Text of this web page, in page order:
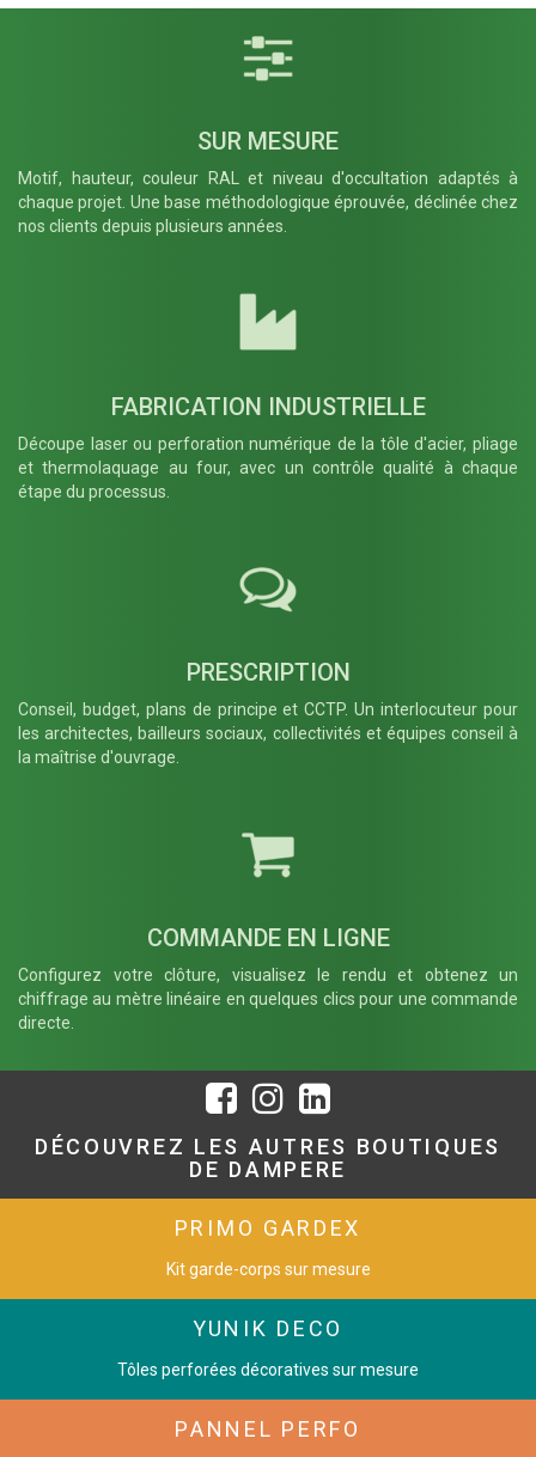
SUR MESURE
Motif, hauteur, couleur RAL et niveau d'occultation adaptés à
chaque projet. Une base méthodologique éprouvée, déclinée chez
nos clients depuis plusieurs années.
FABRICATION INDUSTRIELLE
Découpe laser ou perforation numérique de la tôle d'acier, pliage
et thermolaquage au four, avec un contrôle qualité à chaque
étape du processus.
PRESCRIPTION
Conseil, budget, plans de principe et CCTP. Un interlocuteur pour
les architectes, bailleurs sociaux, collectivités et équipes conseil à
la maîtrise d'ouvrage.
COMMANDE EN LIGNE
Configurez votre clôture, visualisez le rendu et obtenez un
chiffrage au mètre linéaire en quelques clics pour une commande
directe.
DÉCOUVREZ LES AUTRES BOUTIQUES
DE DAMPERE
PRIMO GARDEX
Kit garde-corps sur mesure
YUNIK DECO
Tôles perforées décoratives sur mesure
PANNEL PERFO